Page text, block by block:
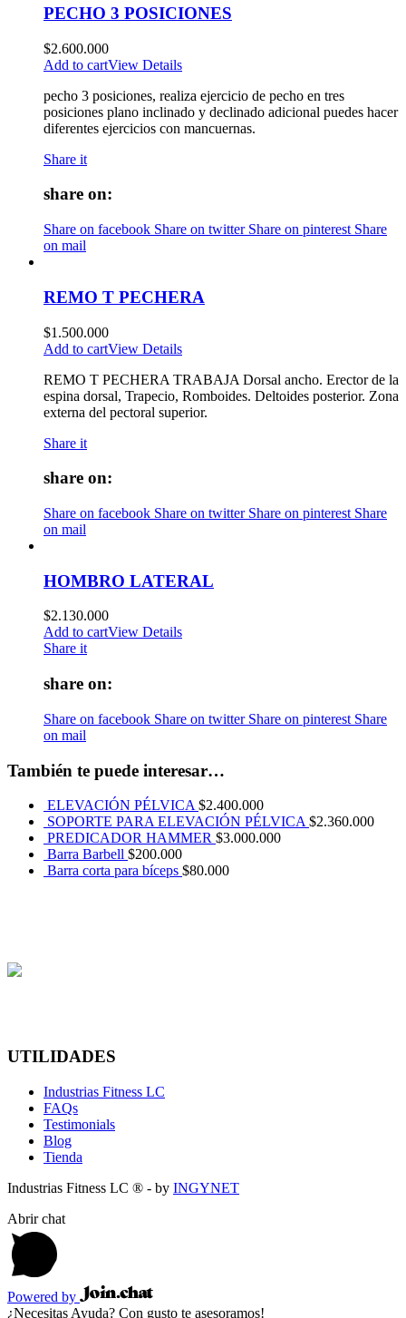
PECHO 3 POSICIONES
$2.600.000
Add to cartView Details
pecho 3 posiciones, realiza ejercicio de pecho en tres
posiciones plano inclinado y declinado adicional puedes hacer
diferentes ejercicios con mancuernas.
Share it
share on:
Share on facebook Share on twitter Share on pinterest Share
on mail
REMO T PECHERA
$1.500.000
Add to cartView Details
REMO T PECHERA TRABAJA Dorsal ancho. Erector de la
espina dorsal, Trapecio, Romboides. Deltoides posterior. Zona
externa del pectoral superior.
Share it
share on:
Share on facebook Share on twitter Share on pinterest Share
on mail
HOMBRO LATERAL
$2.130.000
Add to cartView Details
Share it
share on:
Share on facebook Share on twitter Share on pinterest Share
on mail
También te puede interesar…
ELEVACIÓN PÉLVICA $2.400.000
SOPORTE PARA ELEVACIÓN PÉLVICA $2.360.000
PREDICADOR HAMMER $3.000.000
Barra Barbell $200.000
Barra corta para bíceps $80.000
UTILIDADES
Industrias Fitness LC
FAQs
Testimonials
Blog
Tienda
Industrias Fitness LC ® - by INGYNET
Abrir chat
Powered by
¿Necesitas Ayuda? Con gusto te asesoramos!